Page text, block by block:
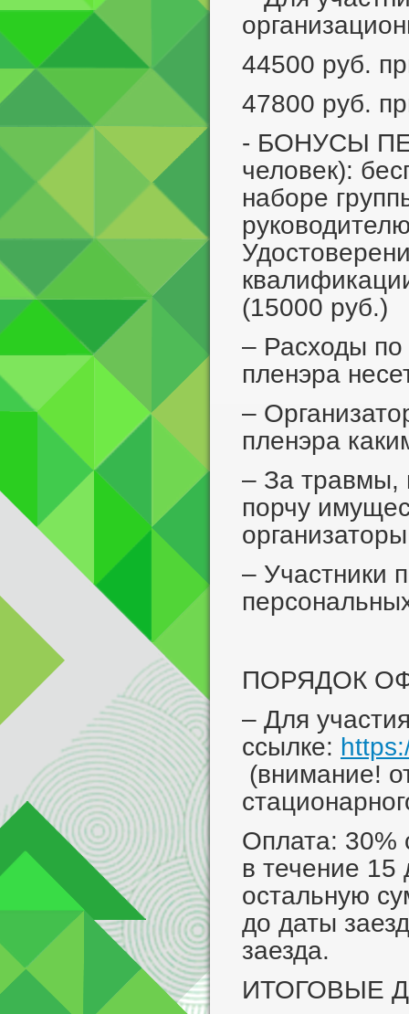
44500 руб.
47800 руб.
- БОНУСЫ
человек):
наборе
(15000 руб.)
– Расходы по
пленэра
–
пленэра
– За травмы,
порчу
– Участники
ПОРЯДОК
– Для
ссылке:
(внимание!
Оплата: 30%
в течение
остальную
до даты
заезда.
ИТОГОВЫЕ